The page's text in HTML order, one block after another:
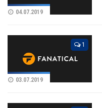
04.07.2019
1
03.07.2019